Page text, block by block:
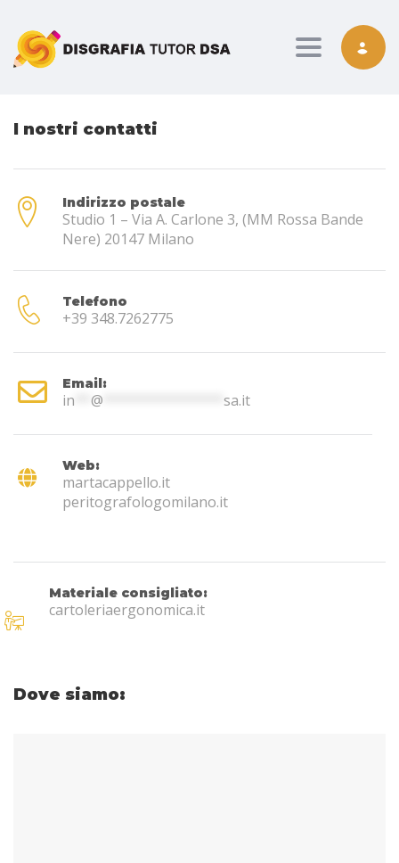
Toggle
I nostri contatti
Indirizzo postale
Studio 1 – Via A. Carlone 3, (MM Rossa Bande
Nere) 20147 Milano
Telefono
+39 348.7262775
Email:
in @ sa.it
Web:
martacappello.it
peritografologomilano.it
Materiale consigliato:
cartoleriaergonomica.it
Dove siamo: